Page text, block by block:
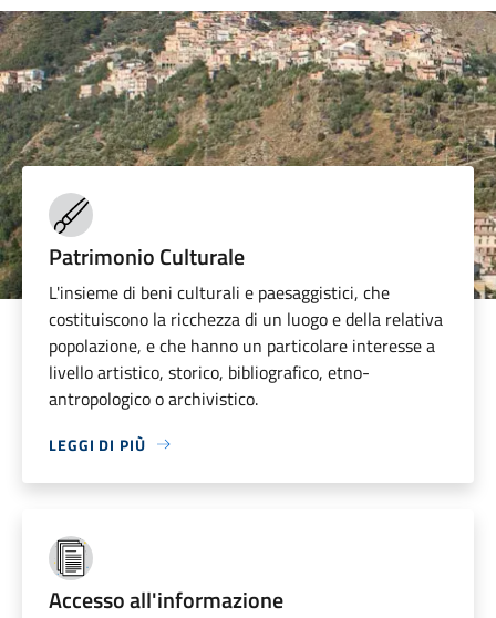
Patrimonio Culturale
L'insieme di beni culturali e paesaggistici, che
costituiscono la ricchezza di un luogo e della relativa
popolazione, e che hanno un particolare interesse a
livello artistico, storico, bibliografico, etno-
antropologico o archivistico.
LEGGI DI PIÙ
Accesso all'informazione